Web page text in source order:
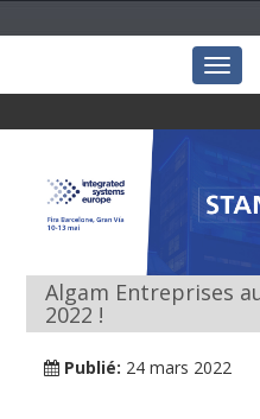
Algam Entreprises
2022 !
Publié: 24 mars 2022